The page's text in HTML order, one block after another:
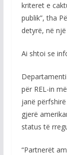
kriteret e
publik”, tha
detyrë, në
Ai shtoi se
për REL-in
janë
gjerë
status të
“Partnerët